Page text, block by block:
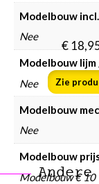
Modelbouw
Nee
Modelbouw
Nee
Modelbouw
Nee
Modelbouw
Modelbouw € 10
€
Zie